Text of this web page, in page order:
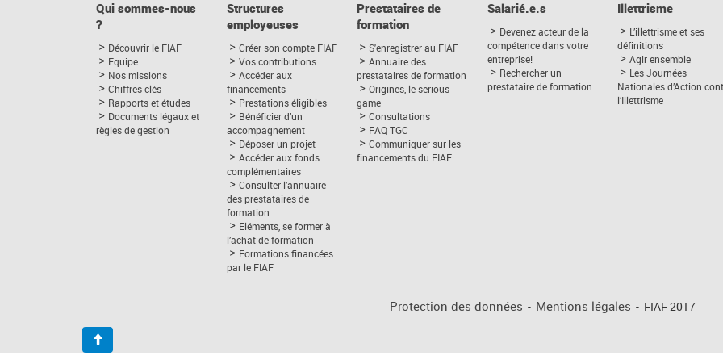
Qui sommes-nous
?
Découvrir le FIAF
Equipe
Nos missions
Chiffres clés
Rapports et études
Documents légaux et
règles de gestion
Structures
employeuses
Créer son compte FIAF
Vos contributions
Accéder aux
financements
Prestations éligibles
Bénéficier d’un
accompagnement
Déposer un projet
Accéder aux fonds
complémentaires
Consulter l’annuaire
des prestataires de
formation
Eléments, se former à
l’achat de formation
Formations financées
par le FIAF
Prestataires de
formation
S'enregistrer au FIAF
Annuaire des
prestataires de formation
Origines, le serious
game
Consultations
FAQ TGC
Communiquer sur les
financements du FIAF
Salarié.e.s
Devenez acteur de la
compétence dans votre
entreprise!
Rechercher un
prestataire de formation
Illettrisme
L’illettrisme et ses
définitions
Agir ensemble
Les Journées
Nationales d’Action
l’Illettrisme
Protection des données - Mentions légales - FIAF 2017